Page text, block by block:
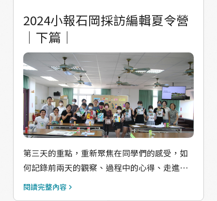
部青年發展署 執行單位：小報石岡青年團隊 #
石岡漂鳥 #裝置藝術 #在地行動 #自然觀察 #藝
術生活化 #漂鳥與產地
布子混合，鹽巴可以協助破布子凝結成形，並
用碗公塑型一塊一塊的凝結好，冷卻後冰進冷
凍，每次要吃就拿一塊出來配飯，這是阿嬤從
小到大的飲食記憶，嫁進石岡之後她也在田中
種了好幾株的破布子樹。 󠀠說起以前的石岡，每
到六、七月街上都可以看到一桶水、一盆破布
子、一群人一起在挑破布子!其中有老人有婦人
更有小孩並肩處理的畫面，阿嬤無奈地說：
「因為會吃喜歡吃破布子的老一輩紛紛過世
了，後面也因為破布子處理跟煮很多工，小孩
們長大，慢慢沒有人在吃了……」現在，阿嬤
的田也不再種植，停下了每年製作破布子的例
2024小報石岡採訪編輯夏令營
｜下篇｜
第三天的重點，重新聚焦在同學們的感受，如
何記錄前兩天的觀察、過程中的心得、走進村
莊的心情，我們帶著同學開始練習記錄自己的
閱讀完整內容